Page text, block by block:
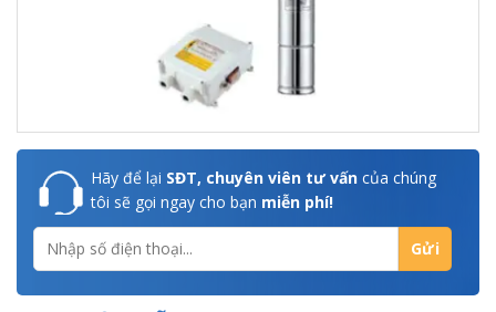
Hãy để lại SĐT, chuyên viên tư vấn của chúng
tôi sẽ gọi ngay cho bạn miễn phí!